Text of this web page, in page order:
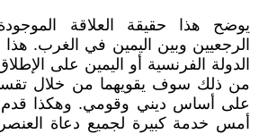
يوضح هذا حقيقة العلاقة
الرجعيين وبين اليمين في الغرب.
الدولة الفرنسية أو اليمين على
من ذلك سوف يقويهما من خلال
على أساس ديني وقومي. وهكذا
أمس خدمة كبيرة لجميع دعاة